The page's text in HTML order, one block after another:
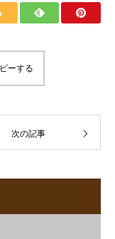
ーする
次の記事